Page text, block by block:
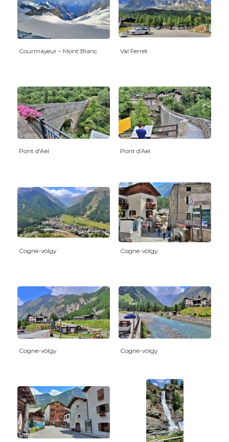
Courmayeur – Mont Blanc Val Ferret
Pont d'Ael Pont d'Ael
Cogne-völgy Cogne-völgy
Cogne-völgy Cogne-völgy